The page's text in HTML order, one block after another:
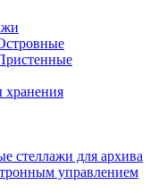
хранения
стеллажи для архива
управлением